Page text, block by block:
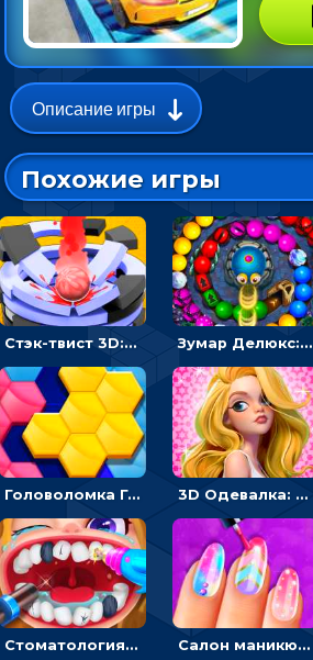
Описание игры
Похожие игры
Стэк-твист 3D: тапай по шарику, чтобы разбивать платформы Зумар Делюкс: бросай шарики с черепашкой, чтобы остановить очередь
Головоломка Гекса-пазл: складывать цветные фигуры в соты, чтобы заполнить поле 3D Одевалка: создавать образ и получать оценку стилистов
Стоматология от Юнит: лечить и украшать зубы пациентов Салон маникюра для девочек: красить или рисовать на ногтях